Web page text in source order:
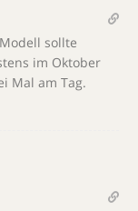
sollte
im Oktober
Mal am Tag.